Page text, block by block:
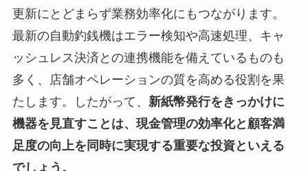
更新にとどまらず業務効率化にもつながります。
最新の自動釣銭機はエラー検知や高速処理、キャ
ッシュレス決済との連携機能を備えているものも
多く、店舗オペレーションの質を高める役割を果
たします。したがって、 新紙幣発行をきっかけに
機器を見直すことは、現金管理の効率化と顧客満
足度の向上を同時に実現する重要な投資といえる
でしょう。